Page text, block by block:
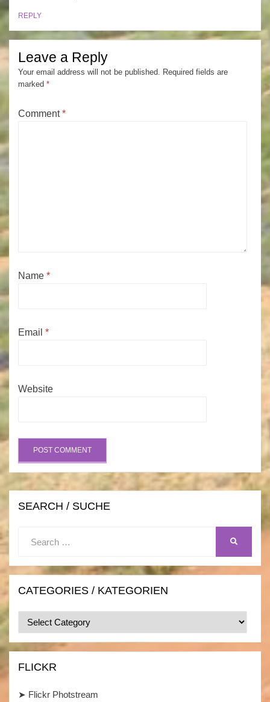
REPLY
Leave a Reply
Your email address will not be published. Required fields are
marked *
Comment*
Name *
Email *
Website
SEARCH / SUCHE
CATEGORIES / KATEGORIEN
Categories
/
Kategorien
FLICKR
➤ Flickr Photstream